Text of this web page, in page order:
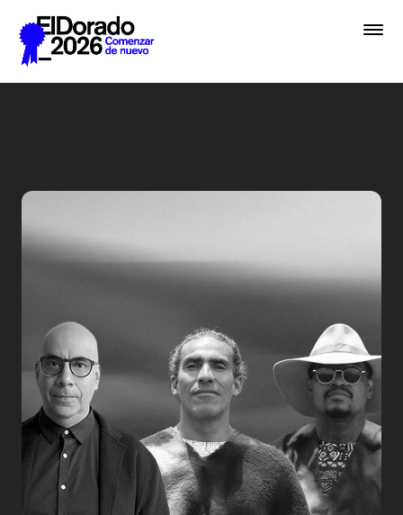
Saltar al contenido principal
Inscribir
Boletería